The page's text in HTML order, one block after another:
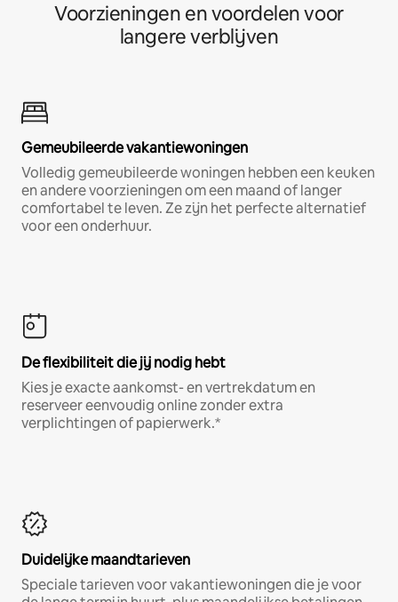
Voorzieningen en voordelen voor
langere verblijven
Gemeubileerde vakantiewoningen
Volledig gemeubileerde woningen hebben een keuken
en andere voorzieningen om een maand of langer
comfortabel te leven. Ze zijn het perfecte alternatief
voor een onderhuur.
De flexibiliteit die jij nodig hebt
Kies je exacte aankomst- en vertrekdatum en
reserveer eenvoudig online zonder extra
verplichtingen of papierwerk.*
Duidelijke maandtarieven
Speciale tarieven voor vakantiewoningen die je voor